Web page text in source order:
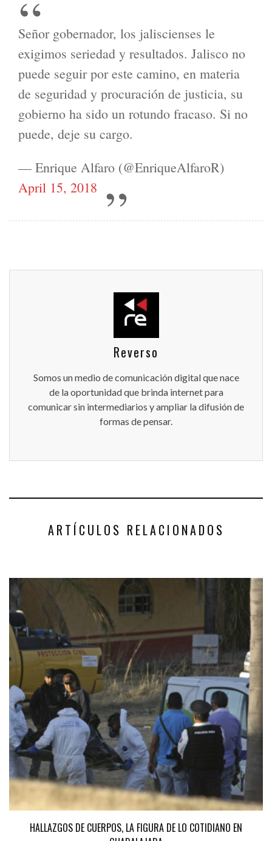
Señor gobernador, los jaliscienses le
exigimos seriedad y resultados. Jalisco no
puede seguir por este camino, en materia
de seguridad y procuración de justicia, su
gobierno ha sido un rotundo fracaso. Si no
puede, deje su cargo.
— Enrique Alfaro (@EnriqueAlfaroR)
April 15, 2018
Reverso
Somos un medio de comunicación digital que nace
de la oportunidad que brinda internet para
comunicar sin intermediarios y ampliar la difusión de
formas de pensar.
ARTÍCULOS RELACIONADOS
HALLAZGOS DE CUERPOS, LA FIGURA DE LO COTIDIANO EN